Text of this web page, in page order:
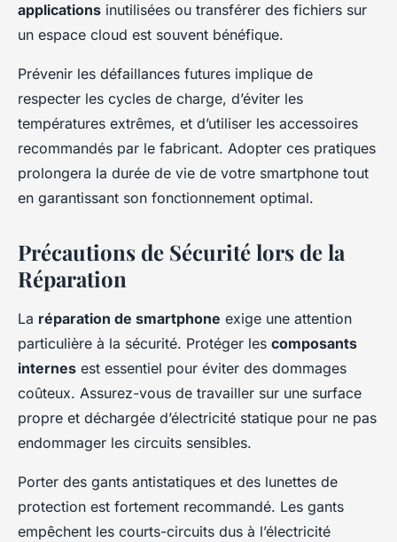
applications inutilisées ou transférer des fichiers sur
un espace cloud est souvent bénéfique.
Prévenir les défaillances futures implique de
respecter les cycles de charge, d’éviter les
températures extrêmes, et d’utiliser les accessoires
recommandés par le fabricant. Adopter ces pratiques
prolongera la durée de vie de votre smartphone tout
en garantissant son fonctionnement optimal.
Précautions de Sécurité lors de la
Réparation
La réparation de smartphone exige une attention
particulière à la sécurité. Protéger les composants
internes est essentiel pour éviter des dommages
coûteux. Assurez-vous de travailler sur une surface
propre et déchargée d’électricité statique pour ne pas
endommager les circuits sensibles.
Porter des gants antistatiques et des lunettes de
protection est fortement recommandé. Les gants
empêchent les courts-circuits dus à l’électricité